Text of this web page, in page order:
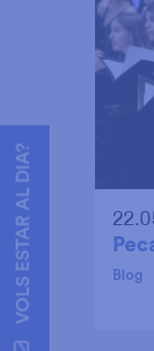
VOLS ESTAR AL DIA? Blog